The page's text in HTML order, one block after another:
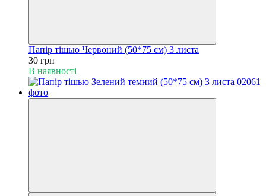
Папір тішью Червоний (50*75 см) 3 листа
30 грн
В наявності